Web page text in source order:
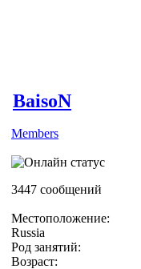
BaisoN
Members
3447 сообщений
Местоположение:
Russia
Род занятий:
Возраст: